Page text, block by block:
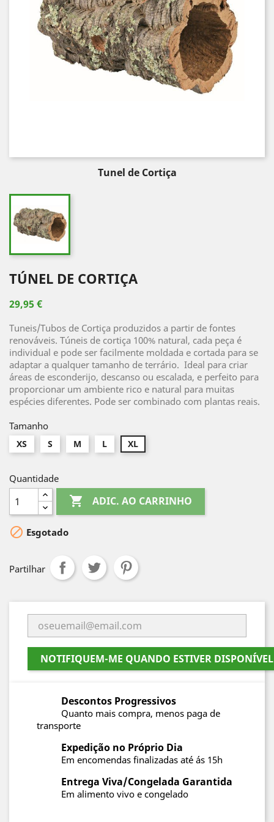
Tunel de Cortiça
TÚNEL DE CORTIÇA
29,95 €
Tuneis/Tubos de Cortiça produzidos a partir de fontes
renováveis. Túneis de cortiça 100% natural, cada peça é
individual e pode ser facilmente moldada e cortada para se
adaptar a qualquer tamanho de terrário. Ideal para criar
áreas de esconderijo, descanso ou escalada, e perfeito para
proporcionar um ambiente rico e natural para muitas
espécies diferentes. Pode ser combinado com plantas reais.
Tamanho
XS S M L XL
Quantidade
 ADIC. AO CARRINHO
 Esgotado
Partilhar
NOTIFIQUEM-ME QUANDO ESTIVER DISPONÍVEL
Descontos Progressivos
Quanto mais compra, menos paga de
transporte
Expedição no Próprio Dia
Em encomendas finalizadas até ás 15h
Entrega Viva/Congelada Garantida
Em alimento vivo e congelado